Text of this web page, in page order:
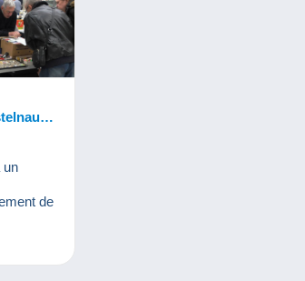
un
de